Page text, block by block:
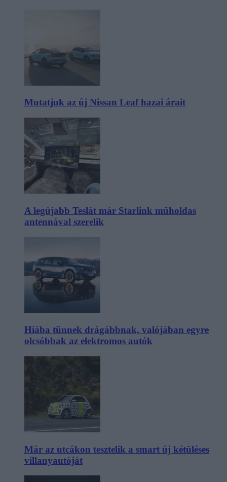
Mutatjuk az új Nissan Leaf hazai árait
A legújabb Teslát már Starlink műholdas
antennával szerelik
Hiába tűnnek drágábbnak, valójában egyre
olcsóbbak az elektromos autók
Már az utcákon tesztelik a smart új kétüléses
villanyautóját